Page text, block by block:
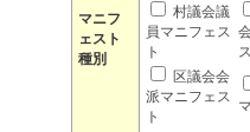
マニフ
ェスト
種別
村議会議
員マニフェス
ト
区議会会
派マニフェス
ト